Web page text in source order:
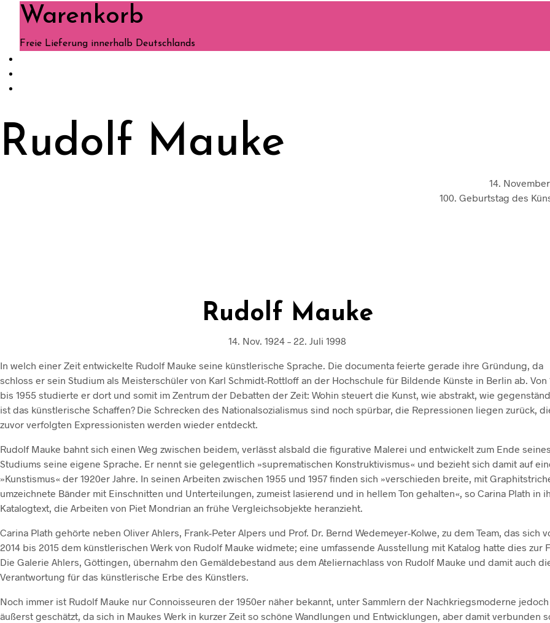
Warenkorb
Freie Lieferung innerhalb Deutschlands
Rudolf Mauke
14.
100. Geburtstag des
Rudolf Mauke
14. Nov. 1924 – 22. Juli 1998
In welch einer Zeit entwickelte Rudolf Mauke seine künstlerische Sprache. Die documenta feierte gerade ihre Gründung, da
schloss er sein Studium als Meisterschüler von Karl Schmidt-Rottloff an der Hochschule für Bildende Künste in Berlin ab. Von
bis 1955 studierte er dort und somit im Zentrum der Debatten der Zeit: Wohin steuert die Kunst, wie abstrakt, wie
ist das künstlerische Schaffen? Die Schrecken des Nationalsozialismus sind noch spürbar, die Repressionen liegen zurück,
zuvor verfolgten Expressionisten werden wieder entdeckt.
Rudolf Mauke bahnt sich einen Weg zwischen beidem, verlässt alsbald die figurative Malerei und entwickelt zum Ende seines
Studiums seine eigene Sprache. Er nennt sie gelegentlich »suprematischen Konstruktivismus« und bezieht sich damit auf
»Kunstismus« der 1920er Jahre. In seinen Arbeiten zwischen 1955 und 1957 finden sich »verschieden breite, mit
umzeichnete Bänder mit Einschnitten und Unterteilungen, zumeist lasierend und in hellem Ton gehalten«, so Carina Plath in
Katalogtext, die Arbeiten von Piet Mondrian an frühe Vergleichsobjekte heranzieht.
Carina Plath gehörte neben Oliver Ahlers, Frank-Peter Alpers und Prof. Dr. Bernd Wedemeyer-Kolwe, zu dem Team, das sich
2014 bis 2015 dem künstlerischen Werk von Rudolf Mauke widmete; eine umfassende Ausstellung mit Katalog hatte dies zur
Die Galerie Ahlers, Göttingen, übernahm den Gemäldebestand aus dem Ateliernachlass von Rudolf Mauke und damit auch
Verantwortung für das künstlerische Erbe des Künstlers.
Noch immer ist Rudolf Mauke nur Connoisseuren der 1950er näher bekannt, unter Sammlern der Nachkriegsmoderne jedoch
äußerst geschätzt, da sich in Maukes Werk in kurzer Zeit so schöne Wandlungen und Entwicklungen, aber damit verbunden